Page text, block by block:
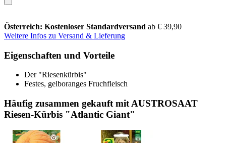
Österreich: Kostenloser Standardversand ab € 39,90
Weitere Infos zu Versand & Lieferung
Eigenschaften und Vorteile
Der "Riesenkürbis"
Festes, gelboranges Fruchfleisch
Häufig zusammen gekauft mit AUSTROSAAT
Riesen-Kürbis "Atlantic Giant"